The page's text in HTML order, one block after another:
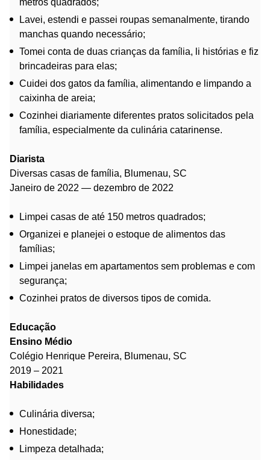
Lavei, estendi e passei roupas semanalmente, tirando
manchas quando necessário;
Tomei conta de duas crianças da família, li histórias e fiz
brincadeiras para elas;
Cuidei dos gatos da família, alimentando e limpando a
caixinha de areia;
Cozinhei diariamente diferentes pratos solicitados pela
família, especialmente da culinária catarinense.
Diarista
Diversas casas de família, Blumenau, SC
Janeiro de 2022 — dezembro de 2022
Limpei casas de até 150 metros quadrados;
Organizei e planejei o estoque de alimentos das
famílias;
Limpei janelas em apartamentos sem problemas e com
segurança;
Cozinhei pratos de diversos tipos de comida.
Educação
Ensino Médio
Colégio Henrique Pereira, Blumenau, SC
2019 – 2021
Habilidades
Culinária diversa;
Honestidade;
Limpeza detalhada;